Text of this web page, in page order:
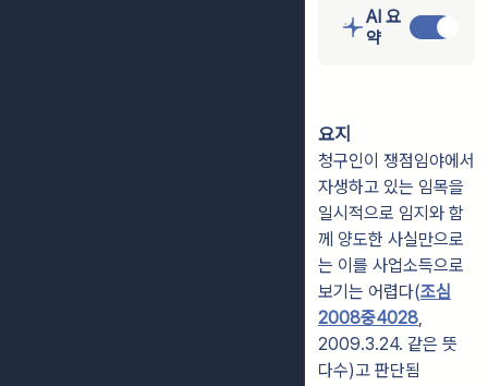
AI 요
약
요지
청구인이 쟁점임야에서
자생하고 있는 임목을
일시적으로 임지와 함
께 양도한 사실만으로
는 이를 사업소득으로
보기는 어렵다(조심
2008중4028,
2009.3.24. 같은 뜻
다수)고 판단됨